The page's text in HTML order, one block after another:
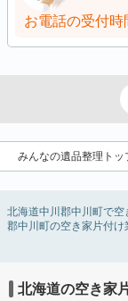
お電話の受付時
みんなの遺品整理トッ
北海道中川郡中川町で空
郡中川町の空き家片付
片付けや、相続したが
み条件を利用し検索し
また家一軒まるごとの
北海道の空き家